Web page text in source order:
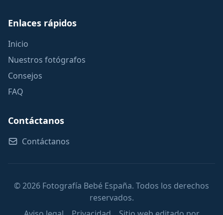
Enlaces rápidos
Inicio
Nuestros fotógrafos
Consejos
FAQ
Contáctanos
Contáctanos
© 2026 Fotografía Bebé España. Todos los derechos
reservados.